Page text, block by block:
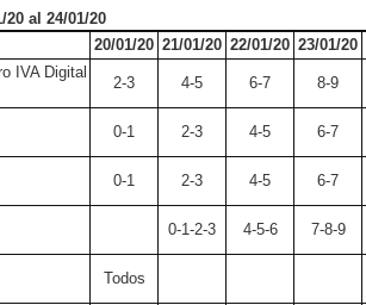
al 24/01/20
20/01/20 21/01/20 22/01/20 23/01/20
IVA Digital
2-3 4-5 6-7 8-9
0-1 2-3 4-5 6-7
0-1 2-3 4-5 6-7
0-1-2-3 4-5-6 7-8-9
Todos